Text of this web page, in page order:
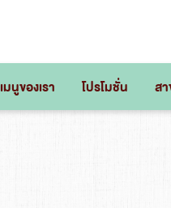
เมนูของเรา โปรโมชั่น สา